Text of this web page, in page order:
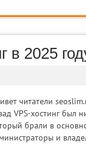
в 2025
читатели
VPS-хостинг был
брали в
и